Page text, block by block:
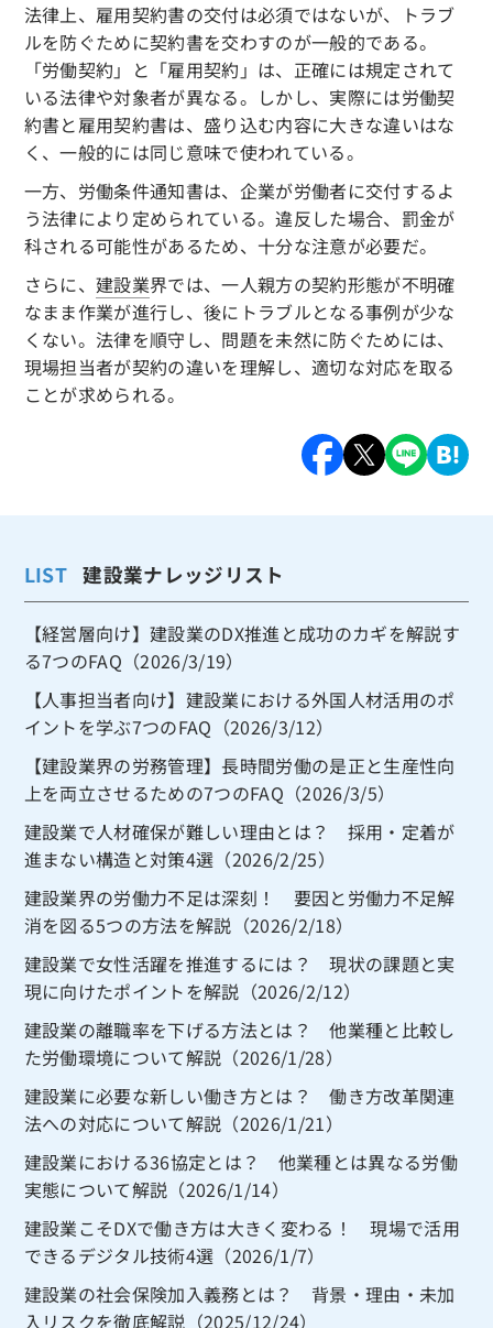
法律上、雇用契約書の交付は必須ではないが、トラブ
ルを防ぐために契約書を交わすのが一般的である。
「労働契約」と「雇用契約」は、正確には規定されて
いる法律や対象者が異なる。しかし、実際には労働契
約書と雇用契約書は、盛り込む内容に大きな違いはな
く、一般的には同じ意味で使われている。
一方、労働条件通知書は、企業が労働者に交付するよ
う法律により定められている。違反した場合、罰金が
科される可能性があるため、十分な注意が必要だ。
さらに、建設業界では、一人親方の契約形態が不明確
なまま作業が進行し、後にトラブルとなる事例が少な
くない。法律を順守し、問題を未然に防ぐためには、
現場担当者が契約の違いを理解し、適切な対応を取る
ことが求められる。
LIST 建設業ナレッジリスト
【経営層向け】建設業のDX推進と成功のカギを解説す
る7つのFAQ（2026/3/19）
【人事担当者向け】建設業における外国人材活用のポ
イントを学ぶ7つのFAQ（2026/3/12）
【建設業界の労務管理】長時間労働の是正と生産性向
上を両立させるための7つのFAQ（2026/3/5）
建設業で人材確保が難しい理由とは？ 採用・定着が
進まない構造と対策4選（2026/2/25）
建設業界の労働力不足は深刻！ 要因と労働力不足解
消を図る5つの方法を解説（2026/2/18）
建設業で女性活躍を推進するには？ 現状の課題と実
現に向けたポイントを解説（2026/2/12）
建設業の離職率を下げる方法とは？ 他業種と比較し
た労働環境について解説（2026/1/28）
建設業に必要な新しい働き方とは？ 働き方改革関連
法への対応について解説（2026/1/21）
建設業における36協定とは？ 他業種とは異なる労働
実態について解説（2026/1/14）
建設業こそDXで働き方は大きく変わる！ 現場で活用
できるデジタル技術4選（2026/1/7）
建設業の社会保険加入義務とは？ 背景・理由・未加
入リスクを徹底解説（2025/12/24）